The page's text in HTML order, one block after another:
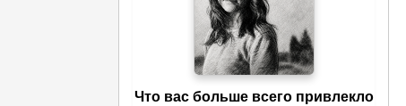
Что вас больше всего привлекло